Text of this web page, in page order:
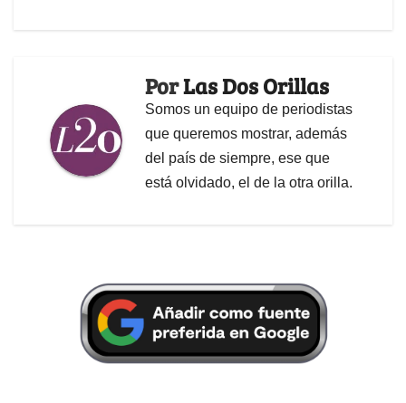
PorLas Dos Orillas
Somos un equipo de periodistas
que queremos mostrar, además
del país de siempre, ese que
está olvidado, el de la otra orilla.